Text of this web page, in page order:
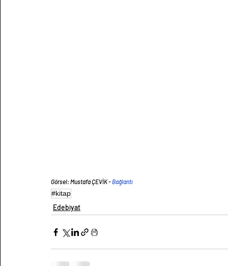
Görsel: Mustafa ÇEVİK - Bağlantı
#kitap
Edebiyat